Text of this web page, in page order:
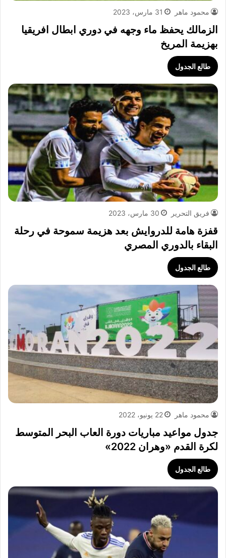
محمود ماهر 31 مارس، 2023
الزمالك يحفظ ماء وجهه في دوري ابطال افريقيا
بهزيمة المريخ
طالع الجدول
فريق التحرير 30 مارس، 2023
قفزة هامة للدروايش بعد هزيمة سموحة في رحلة
البقاء بالدوري المصري
طالع الجدول
محمود ماهر 22 يونيو، 2022
جدول مواعيد مباريات دورة العاب البحر المتوسط
لكرة القدم «وهران 2022»
طالع الجدول